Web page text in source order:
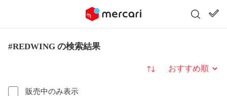
#REDWING の検索結果
販売中のみ表示
並び替え